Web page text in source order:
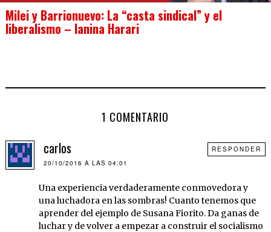
Milei y Barrionuevo: La “casta sindical” y el
liberalismo – Ianina Harari
1 COMENTARIO
carlos
20/10/2016 A LAS 04:01
Una experiencia verdaderamente conmovedora y
una luchadora en las sombras! Cuanto tenemos que
aprender del ejemplo de Susana Fiorito. Da ganas de
luchar y de volver a empezar a construir el socialismo
RESPONDER